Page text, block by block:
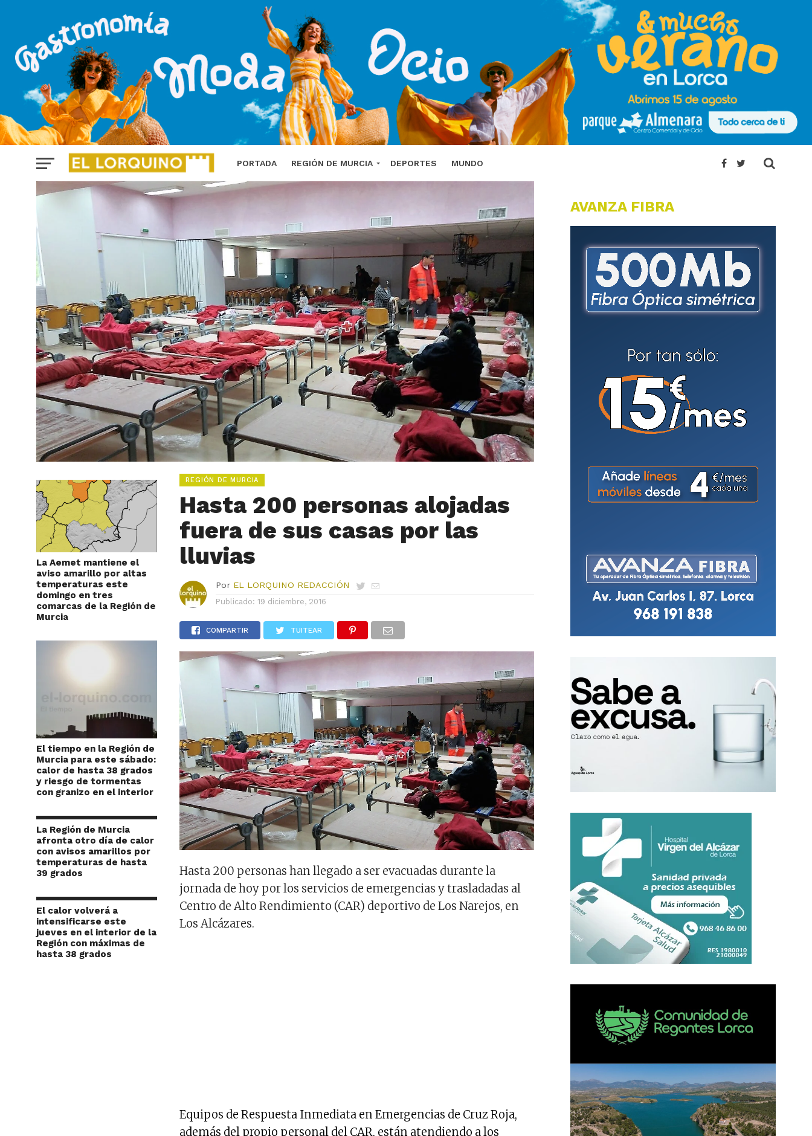
PORTADA REGIÓN DE MURCIA DEPORTES MUNDO
La Aemet mantiene el
aviso amarillo por altas
temperaturas este
domingo en tres
comarcas de la Región de
Murcia
El tiempo en la Región de
Murcia para este sábado:
calor de hasta 38 grados
y riesgo de tormentas
con granizo en el interior
La Región de Murcia
afronta otro día de calor
con avisos amarillos por
temperaturas de hasta
39 grados
El calor volverá a
intensificarse este
jueves en el interior de la
Región con máximas de
hasta 38 grados
REGIÓN DE MURCIA
Hasta 200 personas alojadas
fuera de sus casas por las
lluvias
Por EL LORQUINO REDACCIÓN
Publicado: 19 diciembre, 2016
COMPARTIR TUITEAR
Hasta 200 personas han llegado a ser evacuadas durante la
jornada de hoy por los servicios de emergencias y trasladadas al
Centro de Alto Rendimiento (CAR) deportivo de Los Narejos, en
Los Alcázares.
Equipos de Respuesta Inmediata en Emergencias de Cruz Roja,
además del propio personal del CAR, están atendiendo a los
AVANZA FIBRA